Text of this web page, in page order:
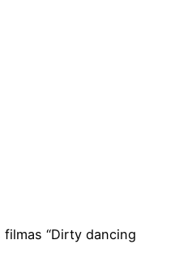
“Dir­ty dan­cing